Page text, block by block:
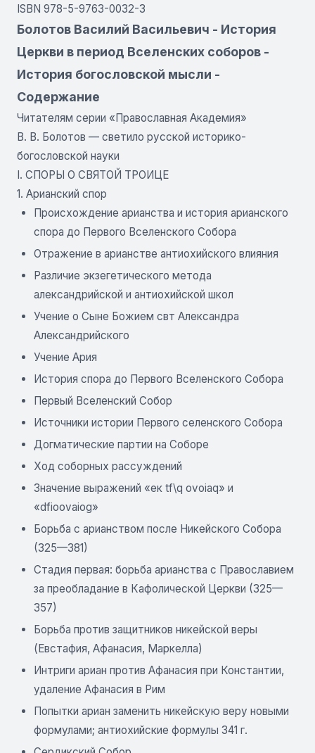
ISBN 978-5-9763-0032-3
Болотов Василий Васильевич - История
Церкви в период Вселенских соборов -
История богословской мысли -
Содержание
Читателям серии «Православная Академия»
В. В. Болотов — светило русской историко-
богословской науки
I. СПОРЫ О СВЯТОЙ ТРОИЦЕ
1. Арианский спор
Происхождение арианства и история арианского
спора до Первого Вселенского Собора
Отражение в арианстве антиохийского влияния
Различие экзегетического метода
александрийской и антиохийской школ
Учение о Сыне Божием свт Александра
Александрийского
Учение Ария
История спора до Первого Вселенского Собора
Первый Вселенский Собор
Источники истории Первого селенского Собора
Догматические партии на Соборе
Ход соборных рассуждений
Значение выражений «ек tf\q ovoiaq» и
«dfioovaiog»
Борьба с арианством после Никейского Собора
(325—381)
Стадия первая: борьба арианства с Православием
за преобладание в Кафолической Церкви (325—
357)
Борьба против защитников никейской веры
(Евстафия, Афанасия, Маркелла)
Интриги ариан против Афанасия при Константии,
удаление Афанасия в Рим
Попытки ариан заменить никейскую веру новыми
формулами; антиохийские формулы 341 г.